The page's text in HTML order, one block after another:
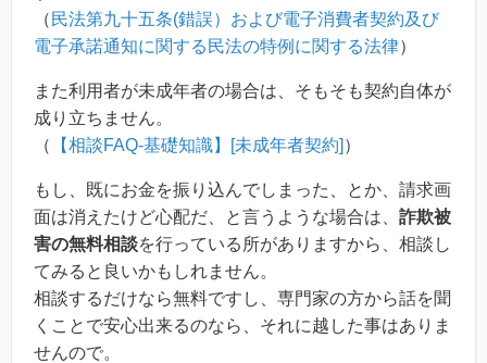
（ 民法第九十五条(錯誤）および電子消費者契約及び
電子承諾通知に関する民法の特例に関する法律）
また利用者が未成年者の場合は、そもそも契約自体が
成り立ちません。
（
【相談FAQ-基礎知識】[未成年者契約] ）
もし、既にお金を振り込んでしまった、とか、請求画
面は消えたけど心配だ、と言うような場合は、 詐欺被
害の無料相談を行っている所がありますから、相談し
てみると良いかもしれません。
相談するだけなら無料ですし、専門家の方から話を聞
くことで安心出来るのなら、それに越した事はありま
せんので。